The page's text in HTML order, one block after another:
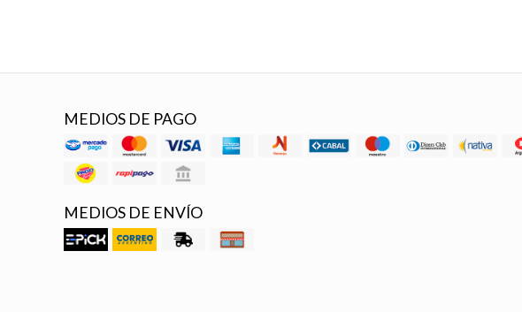
MEDIOS DE PAGO
MEDIOS DE ENVÍO